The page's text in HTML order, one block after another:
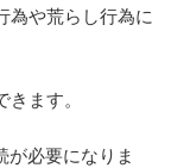
為や荒らし行為に
ます。
が必要になりま